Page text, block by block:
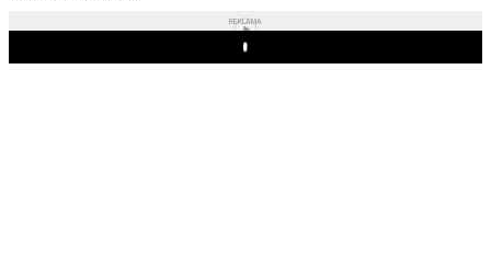
REKLAMA
Play